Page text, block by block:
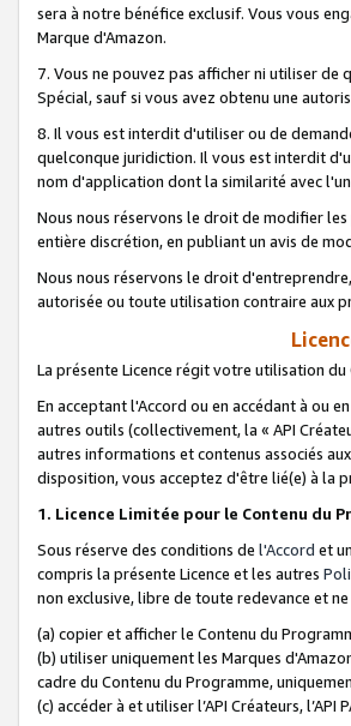
sera à notre bénéfice exclusif. Vous vous
Marque d'Amazon.
7. Vous ne pouvez pas afficher ni utiliser de
Spécial, sauf si vous avez obtenu une
8. Il vous est interdit d'utiliser ou de
quelconque juridiction. Il vous est interdit
nom d'application dont la similarité avec
Nous nous réservons le droit de modifier
entière discrétion, en publiant un avis de
Nous nous réservons le droit
autorisée ou toute utilisation contraire aux
La présente Licence régit votre utilisation
En acceptant l'Accord ou en accédant à ou
autres outils (collectivement, la « API
autres informations et contenus associés
disposition, vous acceptez d'être lié(e) à la
1. Licence Limitée pour le Contenu du
Sous réserve des conditions de l'Accord et
compris la présente Licence et les autres
non exclusive, libre de toute redevance et
(a) copier et afficher le Contenu du
(b) utiliser uniquement les Marques
cadre du Contenu du Programme,
(c) accéder à et utiliser l’API Créateurs,